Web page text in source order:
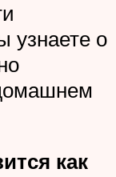
узнаете о
как